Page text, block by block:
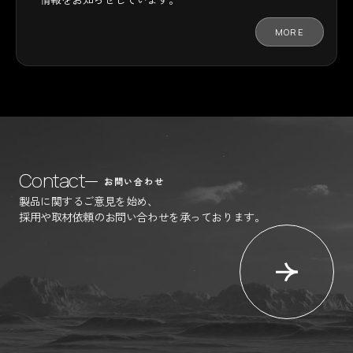
MORE
Contact お問い合わせ
製品に関するご意見を始め、
採用や取材依頼のお問い合わせを承っております。